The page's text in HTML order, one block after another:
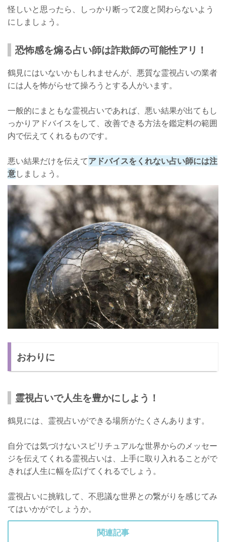
怪しいと思ったら、しっかり断って2度と関わらないよう
にしましょう。
恐怖感を煽る占い師は詐欺師の可能性アリ！
鶴見にはいないかもしれませんが、悪質な霊視占いの業者
には人を怖がらせて操ろうとする人がいます。
一般的にまともな霊視占いであれば、悪い結果が出てもし
っかりアドバイスをして、改善できる方法を鑑定料の範囲
内で伝えてくれるものです。
悪い結果だけを伝えてアドバイスをくれない占い師には注
意しましょう。
おわりに
霊視占いで人生を豊かにしよう！
鶴見には、霊視占いができる場所がたくさんあります。
自分では気づけないスピリチュアルな世界からのメッセー
ジを伝えてくれる霊視占いは、上手に取り入れることがで
きれば人生に幅を広げてくれるでしょう。
霊視占いに挑戦して、不思議な世界との繋がりを感じてみ
てはいかがでしょうか。
関連記事